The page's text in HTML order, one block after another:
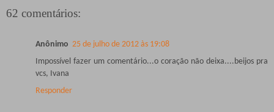
62 comentários:
Anônimo 25 de julho de 2012 às 19:08
Impossível fazer um comentário...o coração não deixa....beijos pra
vcs, Ivana
Responder